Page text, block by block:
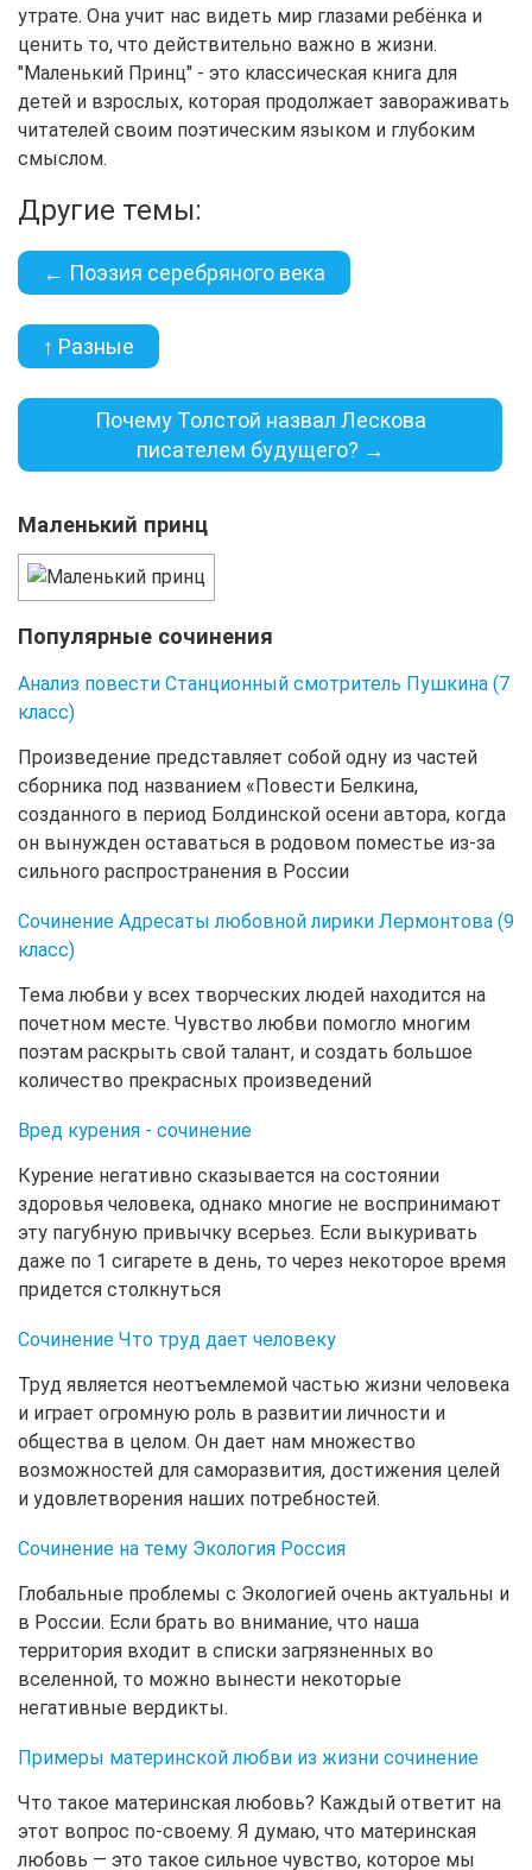
утрате. Она учит нас видеть мир глазами ребёнка и
ценить то, что действительно важно в жизни.
"Маленький Принц" - это классическая книга для
детей и взрослых, которая продолжает завораживать
читателей своим поэтическим языком и глубоким
смыслом.
Другие темы:
← Поэзия серебряного века
↑ Разные
Почему Толстой назвал Лескова
писателем будущего? →
Маленький принц
Популярные сочинения
Анализ повести Станционный смотритель Пушкина (7
класс)
Произведение представляет собой одну из частей
сборника под названием «Повести Белкина,
созданного в период Болдинской осени автора, когда
он вынужден оставаться в родовом поместье из-за
сильного распространения в России
Сочинение Адресаты любовной лирики Лермонтова (9
класс)
Тема любви у всех творческих людей находится на
почетном месте. Чувство любви помогло многим
поэтам раскрыть свой талант, и создать большое
количество прекрасных произведений
Вред курения - сочинение
Курение негативно сказывается на состоянии
здоровья человека, однако многие не воспринимают
эту пагубную привычку всерьез. Если выкуривать
даже по 1 сигарете в день, то через некоторое время
придется столкнуться
Сочинение Что труд дает человеку
Труд является неотъемлемой частью жизни человека
и играет огромную роль в развитии личности и
общества в целом. Он дает нам множество
возможностей для саморазвития, достижения целей
и удовлетворения наших потребностей.
Сочинение на тему Экология Россия
Глобальные проблемы с Экологией очень актуальны и
в России. Если брать во внимание, что наша
территория входит в списки загрязненных во
вселенной, то можно вынести некоторые
негативные вердикты.
Примеры материнской любви из жизни сочинение
Что такое материнская любовь? Каждый ответит на
этот вопрос по-своему. Я думаю, что материнская
любовь — это такое сильное чувство, которое мы